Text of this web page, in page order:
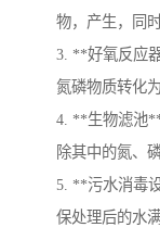
物，产生，同
3. **好氧反应
氮磷物质转化
4. **生物滤池
除其中的氮、
5. **污水消毒
保处理后的水